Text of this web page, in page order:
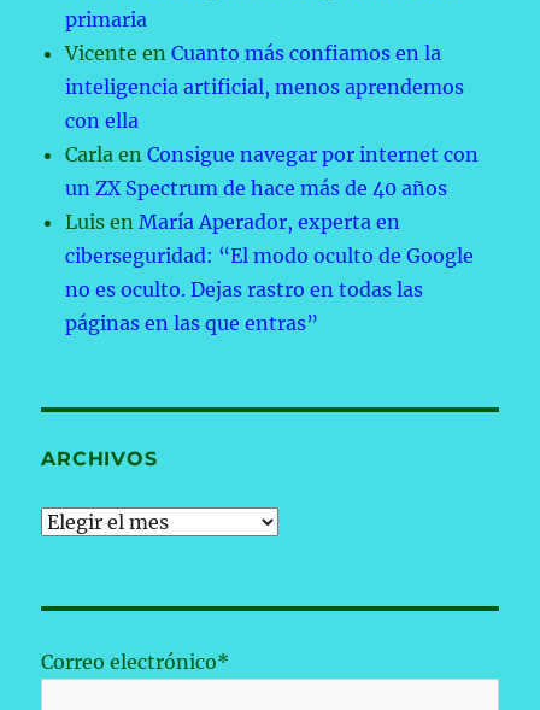
primaria
Vicente enCuanto más confiamos en la
inteligencia artificial, menos aprendemos
con ella
Carla enConsigue navegar por internet con
un ZX Spectrum de hace más de 40 años
Luis enMaría Aperador, experta en
ciberseguridad: “El modo oculto de Google
no es oculto. Dejas rastro en todas las
páginas en las que entras”
ARCHIVOS
Archivos
Correo electrónico*